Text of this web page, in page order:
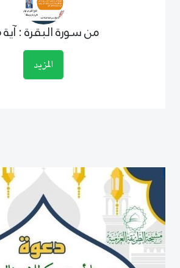
من سورة البقرة : آية 26
المزيد